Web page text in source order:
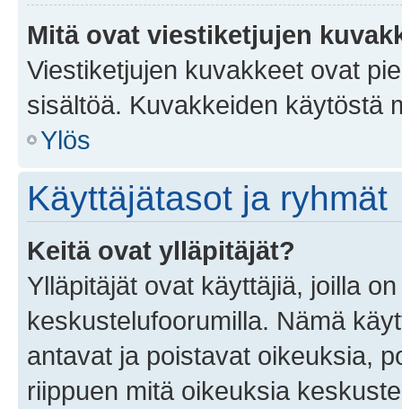
Mitä ovat viestiketjujen
Viestiketjujen kuvakkeet ovat
sisältöä. Kuvakkeiden käytöstä
Ylös
Käyttäjätasot ja ryhmät
Keitä ovat ylläpitäjät?
Ylläpitäjät ovat käyttäjiä, joilla
keskustelufoorumilla. Nämä
antavat ja poistavat oikeuksia,
riippuen mitä oikeuksia